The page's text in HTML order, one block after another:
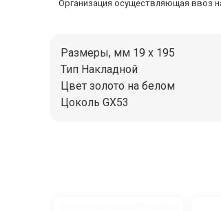
Организация осуществляющая ввоз
Размеры, мм 19 х 195
Тип Hакладной
Цвет золото на белом
Цоколь GX53